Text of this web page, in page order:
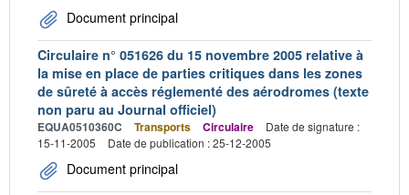
Document principal
Circulaire n° 051626 du 15 novembre 2005 relative à
la mise en place de parties critiques dans les zones
de sûreté à accès réglementé des aérodromes (texte
non paru au Journal officiel)
EQUA0510360C Transports Circulaire
Date de signature :
15-11-2005
Date de publication : 25-12-2005
Document principal